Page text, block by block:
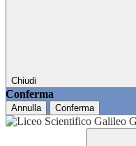
Chiudi
Conferma
Annulla Conferma